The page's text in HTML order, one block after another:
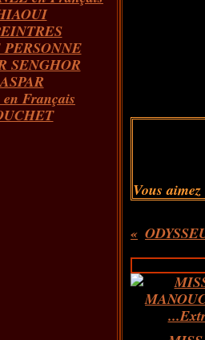
SENGHOR
Français
Vous aimez